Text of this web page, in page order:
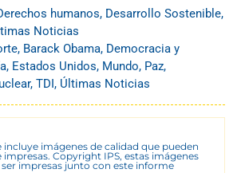
humanos, Desarrollo Sostenible,
Noticias
, Barack Obama, Democracia y
, Estados Unidos, Mundo, Paz,
, TDI, Últimas Noticias
incluye imágenes de calidad que pueden
impresas. Copyright IPS, estas imágenes
impresas junto con este informe